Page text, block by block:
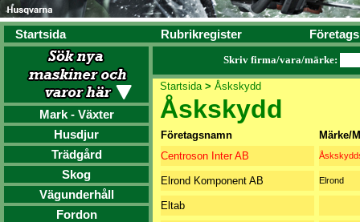
Startsida Rubrikregister
Mark - Växter
Husdjur
Trädgård
Skog
Vägunderhåll
Fordon
Skriv firma/vara/märke:
Startsida> Åskskydd
Åskskydd
Företagsnamn
Märke/
Centroson Inter AB
Elrond Komponent AB Elrond
Eltab